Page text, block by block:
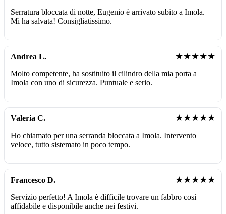
Serratura bloccata di notte, Eugenio è arrivato subito a Imola.
Mi ha salvata! Consigliatissimo.
Andrea L. ★★★★★
Molto competente, ha sostituito il cilindro della mia porta a
Imola con uno di sicurezza. Puntuale e serio.
Valeria C. ★★★★★
Ho chiamato per una serranda bloccata a Imola. Intervento
veloce, tutto sistemato in poco tempo.
Francesco D. ★★★★★
Servizio perfetto! A Imola è difficile trovare un fabbro così
affidabile e disponibile anche nei festivi.